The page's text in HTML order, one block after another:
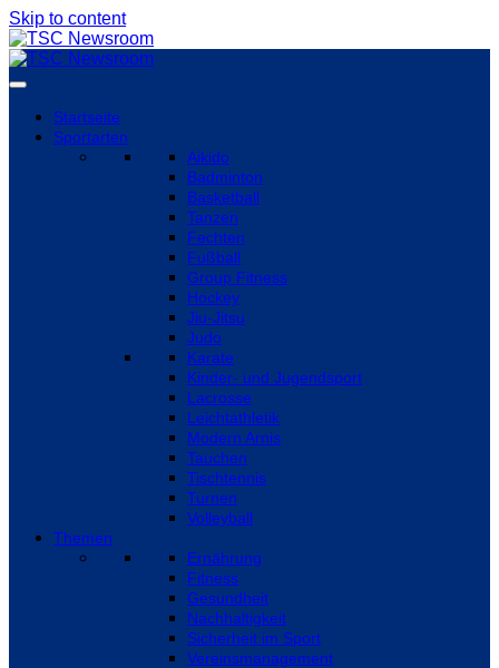
Skip to content
Startseite
Sportarten
Aikido
Badminton
Basketball
Tanzen
Fechten
Fußball
Group Fitness
Hockey
Jiu-Jitsu
Judo
Karate
Kinder- und Jugendsport
Lacrosse
Leichtathletik
Modern Arnis
Tauchen
Tischtennis
Turnen
Volleyball
Themen
Ernährung
Fitness
Gesundheit
Nachhaltigkeit
Sicherheit im Sport
Vereinsmanagement